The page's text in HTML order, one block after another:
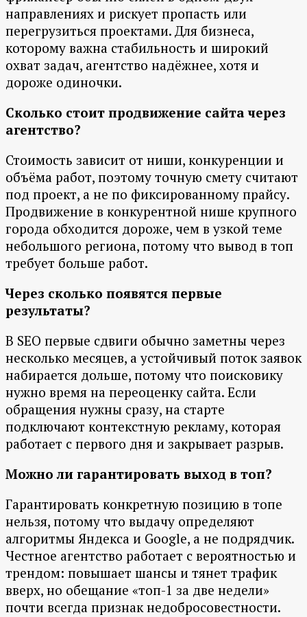
направлениях и рискует пропасть или
перегрузиться проектами. Для бизнеса,
которому важна стабильность и широкий
охват задач, агентство надёжнее, хотя и
дороже одиночки.
Сколько стоит продвижение сайта через
агентство?
Стоимость зависит от ниши, конкуренции и
объёма работ, поэтому точную смету считают
под проект, а не по фиксированному прайсу.
Продвижение в конкурентной нише крупного
города обходится дороже, чем в узкой теме
небольшого региона, потому что вывод в топ
требует больше работ.
Через сколько появятся первые
результаты?
В SEO первые сдвиги обычно заметны через
несколько месяцев, а устойчивый поток заявок
набирается дольше, потому что поисковику
нужно время на переоценку сайта. Если
обращения нужны сразу, на старте
подключают контекстную рекламу, которая
работает с первого дня и закрывает разрыв.
Можно ли гарантировать выход в топ?
Гарантировать конкретную позицию в топе
нельзя, потому что выдачу определяют
алгоритмы Яндекса и Google, а не подрядчик.
Честное агентство работает с вероятностью и
трендом: повышает шансы и тянет трафик
вверх, но обещание «топ-1 за две недели»
почти всегда признак недобросовестности.